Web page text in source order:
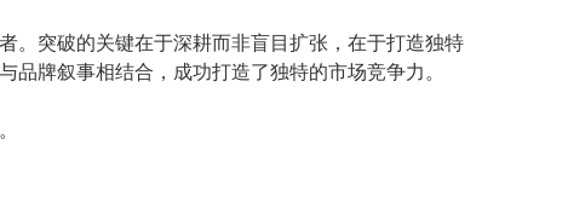
。突破的关键在于深耕而非盲目扩张，在于打造独特
牌叙事相结合，成功打造了独特的市场竞争力。